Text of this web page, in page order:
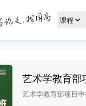
艺术学教育部
艺术学教育部项目